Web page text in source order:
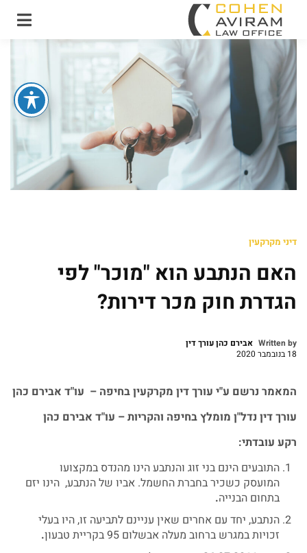
משרד עו"ד מקרקעין
ונדל"ן
דיני מקרקעין
האם הנתבע הוא "מוכר" לפי
הגדרת חוק מכר דירות?
Written by אבירם כהן עורך דין
18 בנובמבר 2020
המאמר נרשם ע"י עורךדין מקרקעיןבחיפה – עו"ד אבירם כהן
עורךדין נדל"ן מומלץבחיפה והקריות– עו"ד אבירם כהן
רקע עובדתי:
התובעים הינם בני זוג והנתבע הינו מהנדס במקצועו
המועסק כשכיר בחברת החשמל. אביו של הנתבע, הינו יזם
בתחום הבנייה.
הנתבע, יחד עם אחרים שאין עניינם לתביעה זו, היו בעלי
זכויות במגרש ברחוב מעלה אבשלום 95 בקריית טבעון
.